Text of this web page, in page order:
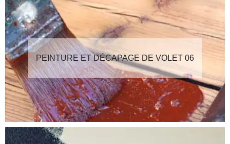
PEINTURE ET DÉCAPAGE DE VOLET 06